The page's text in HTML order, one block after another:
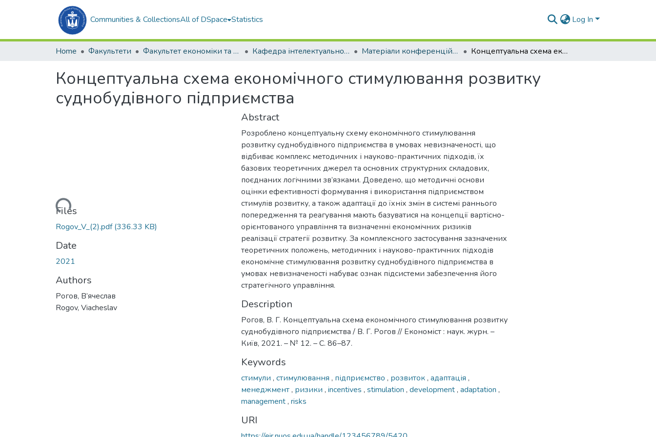
Communities & CollectionsAll of DSpace Statistics Log In
Home Факультети Факультет економіки та екології моря (ФЕЕМ) Кафедра інтелектуальної цифрової економіки (ІЦЕ) Матеріали конференцій (ІЦЕ) Концептуальна схема економічного стимулювання розвитку суднобудівного підприємства
Концептуальна схема економічного стимулювання розвитку
суднобудівного підприємства
Loading...
Files
Rogov_V_(2).pdf(336.33 KB)
Date
2021
Authors
Рогов, В’ячеслав
Rogov, Viacheslav
Abstract
Розроблено концептуальну схему економічного стимулювання
розвитку суднобудівного підприємства в умовах невизначеності, що
відбиває комплекс методичних і науково-практичних підходів, їх
базових теоретичних джерел та основних структурних складових,
поєднаних логічними зв’язками. Доведено, що методичні основи
оцінки ефективності формування і використання підприємством
стимулів розвитку, а також адаптації до їхніх змін в системі раннього
попередження та реагування мають базуватися на концепції вартісно-
орієнтованого управління та визначенні економічних ризиків
реалізації стратегії розвитку. За комплексного застосування зазначених
теоретичних положень, методичних і науково-практичних підходів
економічне стимулювання розвитку суднобудівного підприємства в
умовах невизначеності набуває ознак підсистеми забезпечення його
стратегічного управління.
Description
Рогов, В. Г. Концептуальна схема економічного стимулювання розвитку
суднобудівного підприємства / В. Г. Рогов // Економіст : наук. журн. –
Київ, 2021. – № 12. – С. 86–87.
Keywords
стимули , стимулювання , підприємство , розвиток, адаптація ,
менеджмент, ризики , incentives , stimulation , development, adaptation ,
management, risks
URI